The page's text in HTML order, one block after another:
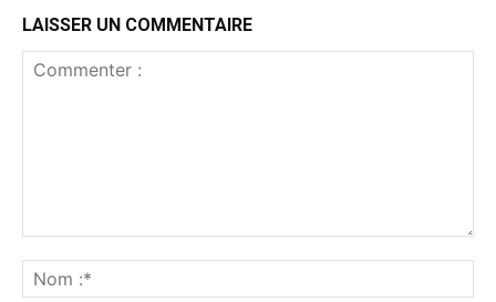
LAISSER UN COMMENTAIRE